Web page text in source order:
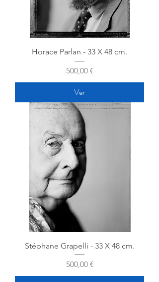
Horace Parlan - 33 X 48 cm.
Precio
500,00 €
Ver
Stéphane Grapelli - 33 X 48 cm.
Precio
500,00 €